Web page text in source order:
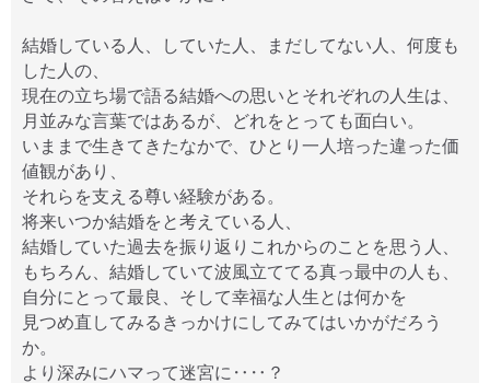
結婚している人、していた人、まだしてない人、何度も
した人の、
現在の立ち場で語る結婚への思いとそれぞれの人生は、
月並みな言葉ではあるが、どれをとっても面白い。
いままで生きてきたなかで、ひとり一人培った違った価
値観があり、
それらを支える尊い経験がある。
将来いつか結婚をと考えている人、
結婚していた過去を振り返りこれからのことを思う人、
もちろん、結婚していて波風立ててる真っ最中の人も、
自分にとって最良、そして幸福な人生とは何かを
見つめ直してみるきっかけにしてみてはいかがだろう
か。
より深みにハマって迷宮に‥‥？